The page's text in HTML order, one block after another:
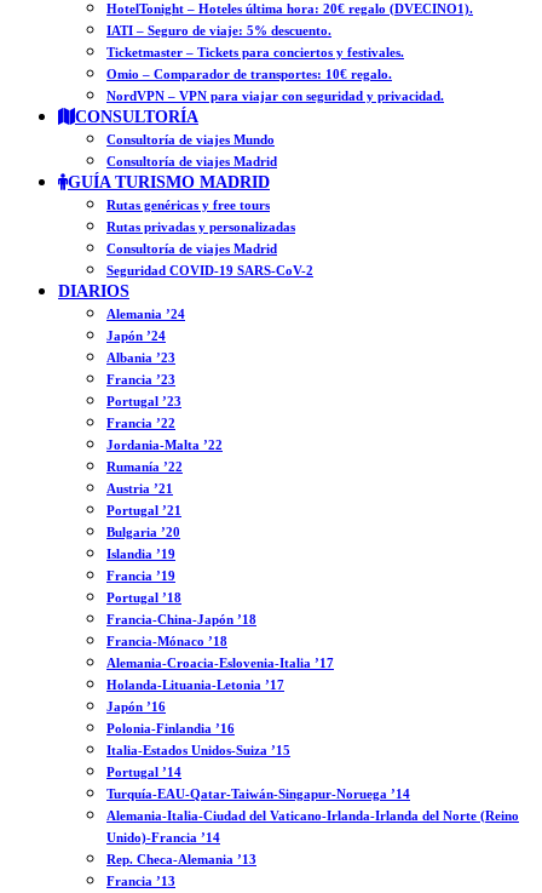
HotelTonight – Hoteles última hora: 20€ regalo (DVECINO1).
IATI – Seguro de viaje: 5% descuento.
Ticketmaster – Tickets para conciertos y festivales.
Omio – Comparador de transportes: 10€ regalo.
NordVPN – VPN para viajar con seguridad y privacidad.
CONSULTORÍA
Consultoría de viajes Mundo
Consultoría de viajes Madrid
GUÍA TURISMO MADRID
Rutas genéricas y free tours
Rutas privadas y personalizadas
Consultoría de viajes Madrid
Seguridad COVID-19 SARS-CoV-2
DIARIOS
Alemania ’24
Japón ’24
Albania ’23
Francia ’23
Portugal ’23
Francia ’22
Jordania-Malta ’22
Rumanía ’22
Austria ’21
Portugal ’21
Bulgaria ’20
Islandia ’19
Francia ’19
Portugal ’18
Francia-China-Japón ’18
Francia-Mónaco ’18
Alemania-Croacia-Eslovenia-Italia ’17
Holanda-Lituania-Letonia ’17
Japón ’16
Polonia-Finlandia ’16
Italia-Estados Unidos-Suiza ’15
Portugal ’14
Turquía-EAU-Qatar-Taiwán-Singapur-Noruega ’14
Alemania-Italia-Ciudad del Vaticano-Irlanda-Irlanda del Norte (Reino
Unido)-Francia ’14
Rep. Checa-Alemania ’13
Francia ’13